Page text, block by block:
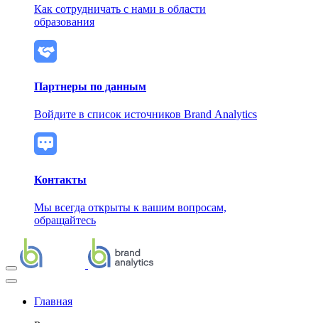
Как сотрудничать с нами в области
образования
Партнеры по данным
Войдите в список источников Brand Analytics
Контакты
Мы всегда открыты к вашим вопросам,
обращайтесь
Главная